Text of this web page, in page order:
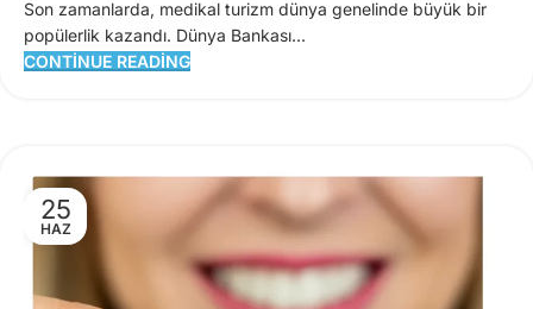
Son zamanlarda, medikal turizm dünya genelinde büyük bir
popülerlik kazandı. Dünya Bankası...
CONTINUE READING
25
HAZ